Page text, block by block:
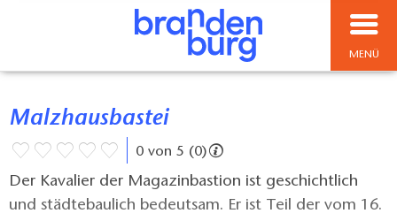
MENÜ
Malzhausbastei
0 von 5 (0)
Der Kavalier der Magazinbastion ist geschichtlich
und städtebaulich bedeutsam. Er ist Teil der vom 16.